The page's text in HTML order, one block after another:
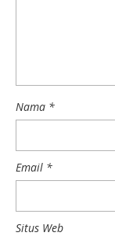
Nama *
Email *
Situs Web